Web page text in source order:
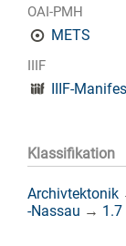
OAI-PMH
METS
IIIF
IIIF-
Klassifikation
Archivtektonik
-Nassau →